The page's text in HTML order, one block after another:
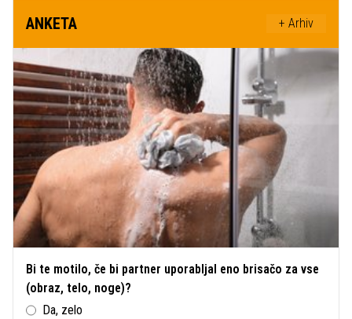
ANKETA + Arhiv
Bi te motilo, če bi partner uporabljal eno brisačo za vse
(obraz, telo, noge)?
Da, zelo